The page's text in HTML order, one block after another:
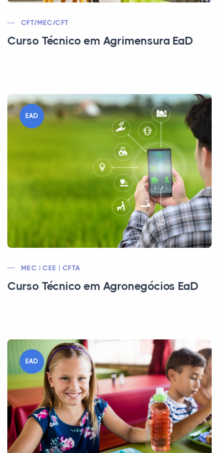
CFT/MEC/CFT
Curso Técnico em Agrimensura EaD
EAD
MEC | CEE | CFTA
Curso Técnico em Agronegócios EaD
EAD